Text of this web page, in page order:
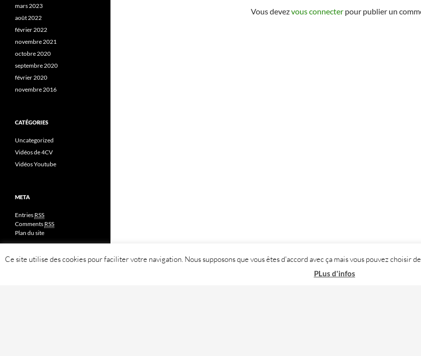
Vous devezvous connecter pour publier un
mars 2023
août 2022
février 2022
novembre 2021
octobre 2020
septembre 2020
février 2020
novembre 2016
CATÉGORIES
Uncategorized
Vidéos de 4CV
Vidéos Youtube
META
Entries RSS
Comments RSS
Plan du site
Ce site utilise des cookies pour faciliter votre navigation. Nous supposons que vous êtes d'accord avec ça mais vous pouvez choisir
PLus d'infos